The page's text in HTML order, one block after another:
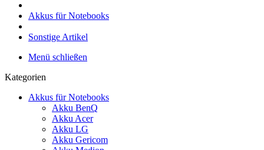
Akkus für Notebooks
Sonstige Artikel
Menü schließen
Kategorien
Akkus für Notebooks
Akku BenQ
Akku Acer
Akku LG
Akku Gericom